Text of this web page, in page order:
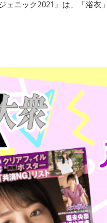
ェニック2021』は、「浴衣